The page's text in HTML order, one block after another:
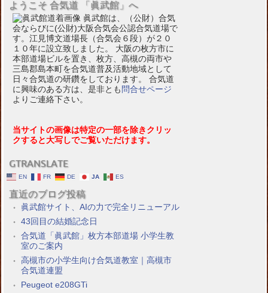
ようこそ 合気道 「眞武館」へ
眞武館は、（公財）合気
会ならびに(公財)大阪合気会公認合気道場で
す。江見博文道場長（合気会６段）が２０
１０年に設立致しました。 大阪の枚方市に
本部道場ビルを置き、枚方、高槻の両市や
三島郡島本町を合気道普及活動地域として
日々合気道の研鑽をしております。 合気道
に興味のある方は、是非とも 問合せページ
よりご連絡下さい。
当サイトの画像は特定の一部を除きクリッ
クすると大写しでご覧いただけます。
GTRANSLATE
EN FR DE JA ES
直近のブログ投稿
眞武館サイト、AIの力で完全リニューアル
43回目の結婚記念日
合気道「眞武館」枚方本部道場 小学生教
室のご案内
高槻市の小学生向け合気道教室｜高槻市
合気道連盟
Peugeot e208GTi